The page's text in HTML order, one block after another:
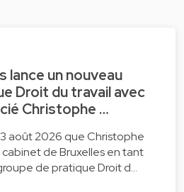
lance un nouveau
Droit du travail avec
Christophe …
août 2026 que Christophe
de Bruxelles en tant
de pratique Droit d…